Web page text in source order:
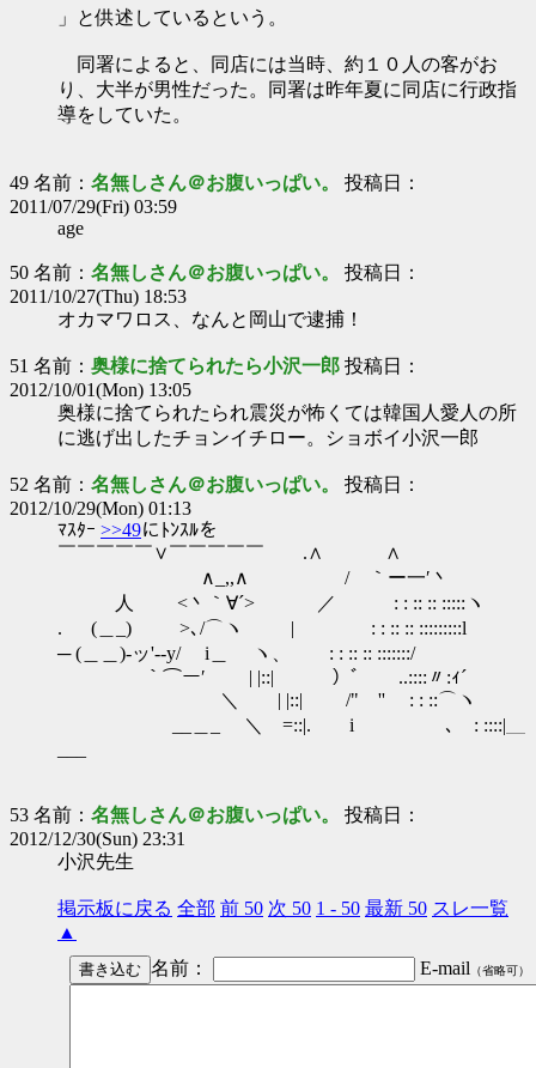
」と供述しているという。
同署によると、同店には当時、約１０人の客がお
り、大半が男性だった。同署は昨年夏に同店に行政指
導をしていた。
49 名前： 名無しさん＠お腹いっぱい。 投稿日：
2011/07/29(Fri) 03:59
age
50 名前： 名無しさん＠お腹いっぱい。 投稿日：
2011/10/27(Thu) 18:53
オカマワロス、なんと岡山で逮捕！
51 名前： 奥様に捨てられたら小沢一郎 投稿日：
2012/10/01(Mon) 13:05
奥様に捨てられたられ震災が怖くては韓国人愛人の所
に逃げ出したチョンイチロー。ショボイ小沢一郎
52 名前： 名無しさん＠お腹いっぱい。 投稿日：
2012/10/29(Mon) 01:13
ﾏｽﾀｰ >>49にﾄﾝｽﾙを
￣￣￣￣￣∨￣￣￣￣￣ .∧ ∧
∧_,,∧ / ｀ー一′丶
人 <丶｀∀´> ／ : : :: :: :::::ヽ
. (＿_) >､/⌒ヽ | : : :: :: :::::::::l
─ (＿＿)‐ッ'-‐y/ i＿ ヽ、 : : :: :: :::::::/
｀⌒ー′ | |::| ）ﾞ ..::::〃:ｨ´
＼ | |::| /" '' : : ::⌒ヽ
__＿_ ＼ =::|. i ､ : ::::|＿
53 名前： 名無しさん＠お腹いっぱい。 投稿日：
2012/12/30(Sun) 23:31
小沢先生
掲示板に戻る 全部 前 50 次 50 1 - 50 最新 50 スレ一覧
▲
名前：
E-mail （省略可）